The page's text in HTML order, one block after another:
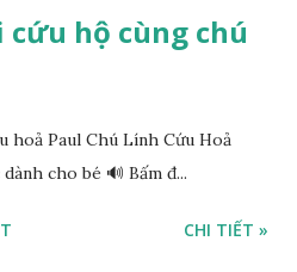
hộ cùng chú
hoả Paul Chú Lính Cứu Hoả
cho bé 🔊 Bấm đ...
CHI TIẾT »